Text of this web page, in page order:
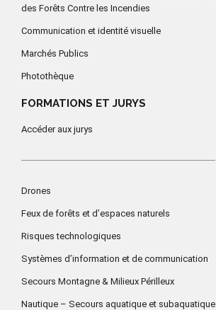
des Forêts Contre les Incendies
Communication et identité visuelle
Marchés Publics
Photothèque
FORMATIONS ET JURYS
Accéder aux jurys
Drones
Feux de forêts et d’espaces naturels
Risques technologiques
Systèmes d’information et de communication
Secours Montagne & Milieux Périlleux
Nautique – Secours aquatique et subaquatique